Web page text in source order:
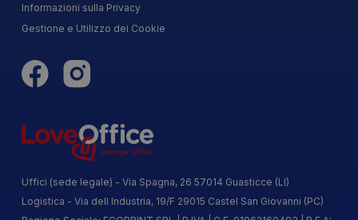
Informazioni sulla Privacy
Gestione e Utilizzo dei Cookie
Uffici (sede legale) - Via Spagna, 26 57014 Guasticce (LI)
Logistica - Via dell Industria, 19/F 29015 Castel San Giovanni (PC)